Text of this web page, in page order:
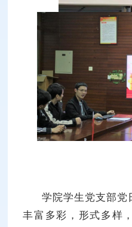
学院学生党支部党
丰富多彩，形式多样